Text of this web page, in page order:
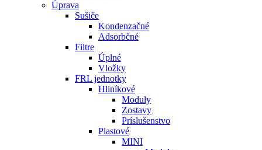
Úprava
Sušiče
Kondenzačné
Adsorbčné
Filtre
Úplné
Vložky
FRL jednotky
Hliníkové
Moduly
Zostavy
Príslušenstvo
Plastové
MINI